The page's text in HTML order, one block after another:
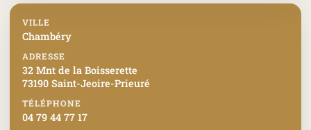
VILLE
Chambéry
ADRESSE
32 Mnt de la Boisserette
73190 Saint-Jeoire-Prieuré
TÉLÉPHONE
04 79 44 77 17